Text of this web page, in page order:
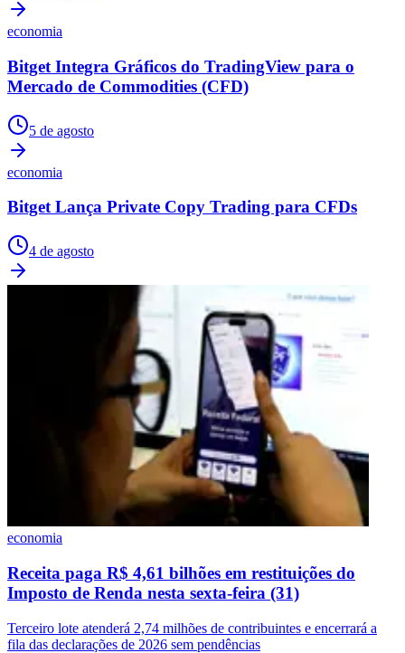
economia
Bitget Integra Gráficos do TradingView para o
Mercado de Commodities (CFD)
5 de agosto
economia
Bitget Lança Private Copy Trading para CFDs
4 de agosto
economia
Receita paga R$ 4,61 bilhões em restituições do
Imposto de Renda nesta sexta-feira (31)
Terceiro lote atenderá 2,74 milhões de contribuintes e encerrará a
fila das declarações de 2026 sem pendências